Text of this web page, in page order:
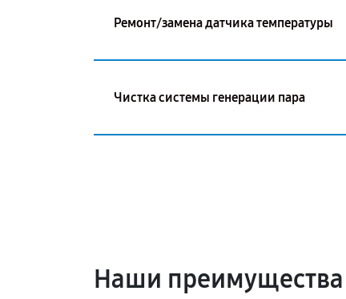
Ремонт/замена датчика температуры
Чистка системы генерации пара
Наши преимущества